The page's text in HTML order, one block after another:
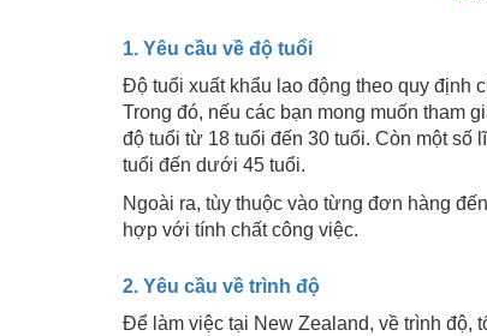
1. Yêu cầu về độ tuổi
Độ tuổi xuất khẩu lao động theo quy định
Trong đó, nếu các bạn mong muốn tham
độ tuổi từ 18 tuổi đến 30 tuổi. Còn một
tuổi đến dưới 45 tuổi.
Ngoài ra, tùy thuộc vào từng đơn hàng
hợp với tính chất công việc.
2. Yêu cầu về trình độ
Để làm việc tại New Zealand, về trình độ,